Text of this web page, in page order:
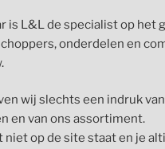
is L&L de specialist op het
onderdelen en
wij slechts een indruk
en van ons assortiment.
niet op de site staat en je